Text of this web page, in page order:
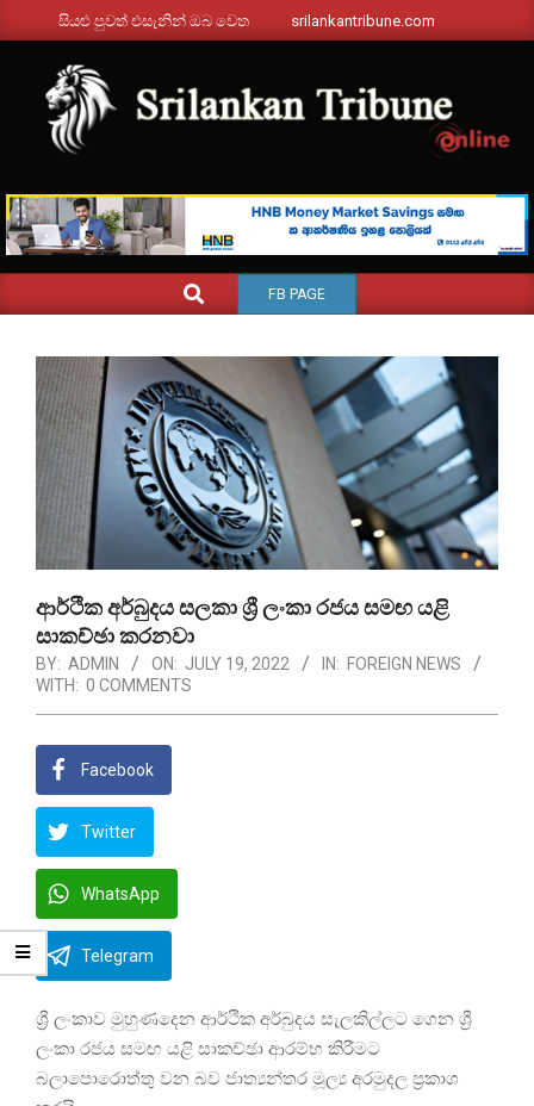
to
content
සියළු පුවත් එසැනින් ඔබ වෙත srilankantribune.com
Navigation
SEARCH
FB PAGE
ආර්ථික අර්බුදය සලකා ශ්‍රී ලංකා රජය සමඟ යළි
සාකච්ඡා කරනවා
BY: ADMIN ON: JULY 19, 2022 IN: FOREIGN NEWS
WITH: 0 COMMENTS
Facebook
Twitter
WhatsApp
Telegram
ශ්‍රී ලංකාව මුහුණදෙන ආර්ථික අර්බුදය සැලකිල්ලට ගෙන ශ්‍රී
ලංකා රජය සමඟ යළි සාකච්ඡා ආරම්භ කිරීමට
බලාපොරොත්තු වන බව ජාත්‍යන්තර මූල්‍ය අරමුදල ප්‍රකාශ